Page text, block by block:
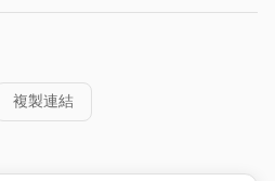
複製連結